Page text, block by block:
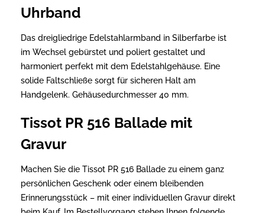
Uhrband
Das dreigliedrige Edelstahlarmband in Silberfarbe ist
im Wechsel gebürstet und poliert gestaltet und
harmoniert perfekt mit dem Edelstahlgehäuse. Eine
solide Faltschließe sorgt für sicheren Halt am
Handgelenk. Gehäusedurchmesser 40 mm.
Tissot PR 516 Ballade mit
Gravur
Machen Sie die Tissot PR 516 Ballade zu einem ganz
persönlichen Geschenk oder einem bleibenden
Erinnerungsstück – mit einer individuellen Gravur direkt